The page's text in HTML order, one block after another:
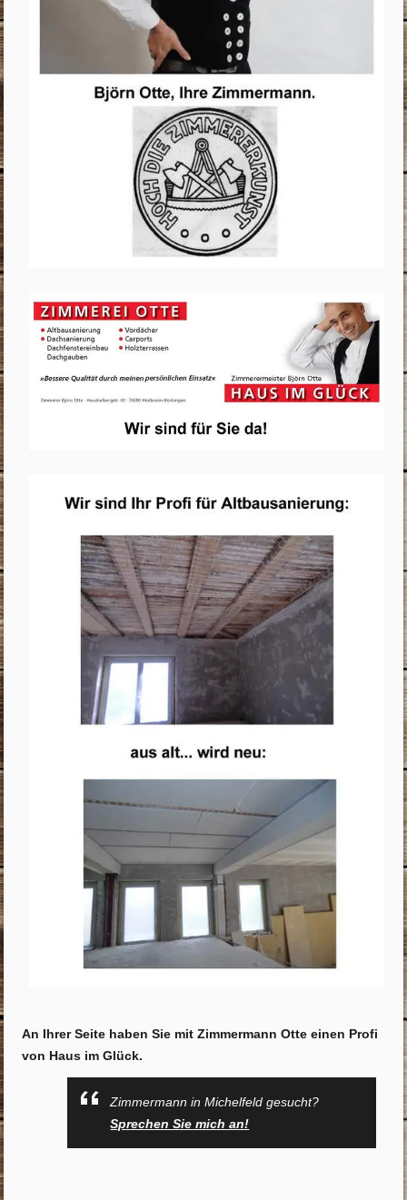
An Ihrer Seite haben Sie mit Zimmermann Otte einen Profi
von Haus im Glück.
Zimmermann in Michelfeld gesucht?
Sprechen Sie mich an!